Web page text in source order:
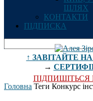
ШЛЯХ
КОНТАКТИ
ПІДПИСКА
↑ ЗАВІТАЙТЕ
→
Головна Теги Конкурс